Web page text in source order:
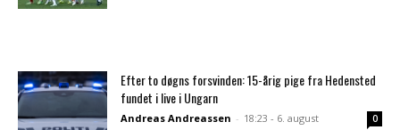
Efter to døgns forsvinden: 15-årig pige fra Hedensted
fundet i live i Ungarn
Andreas Andreassen - 18:23 - 6. august 0